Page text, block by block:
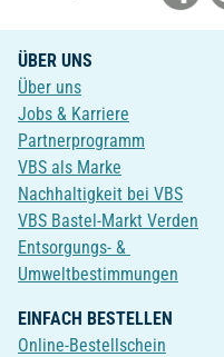
ÜBER UNS
Über uns
Jobs & Karriere
Partnerprogramm
VBS als Marke
Nachhaltigkeit bei VBS
VBS Bastel-Markt Verden
Entsorgungs- &
Umweltbestimmungen
EINFACH BESTELLEN
Online-Bestellschein